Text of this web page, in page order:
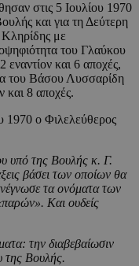
στις 5 Ιουλίου 1970
και για τη Δεύτερη
με
του Γλαύκου
και 6 αποχές,
του Βάσου Λυσσαρίδη
και 8 αποχές.
1970 ο Φιλελεύθερος
υπό της Βουλής κ. Γ.
βάσει των οποίων θα
τα ονόματα των
Και ουδείς
την διαβεβαίωσιν
της Βουλής.